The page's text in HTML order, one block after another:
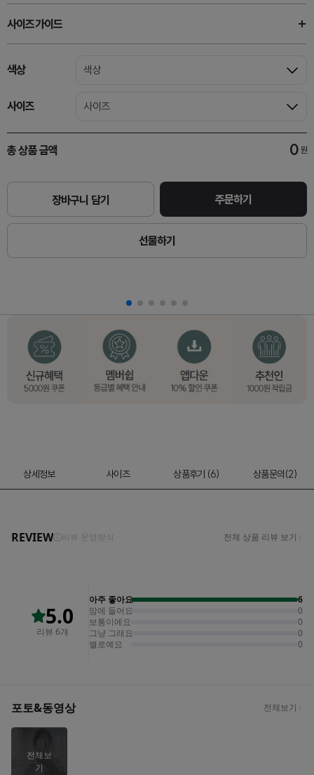
사이즈가이드
색상 색상
사이즈 사이즈
총 상품 금액 0 원
장바구니 담기 주문하기
선물하기
상세정보 사이즈 상품후기 (6) 상품문의(2)